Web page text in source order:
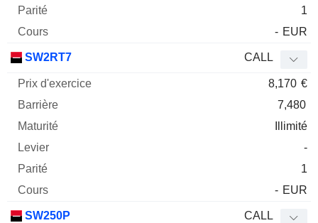
1
- EUR
SW2RT7 CALL
8,170 €
7,480
Illimité
-
1
- EUR
SW250P CALL